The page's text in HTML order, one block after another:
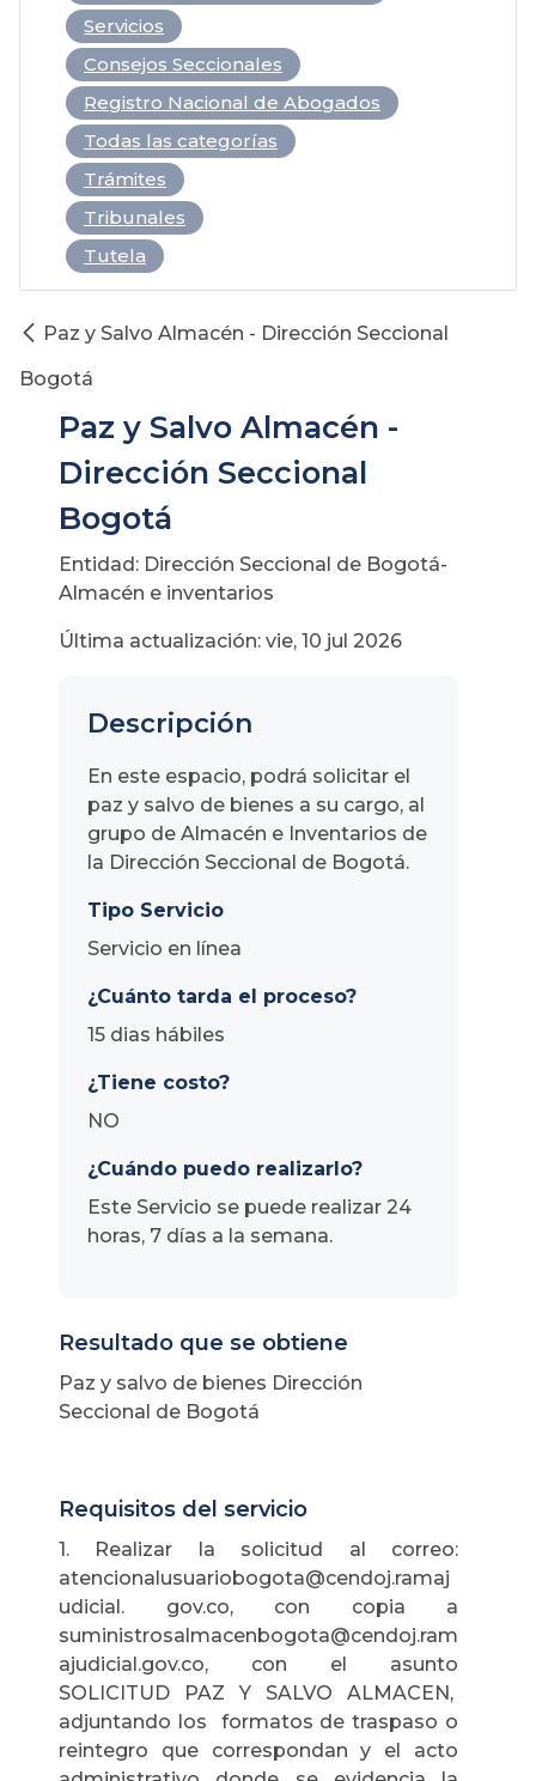
Consejos Seccionales
Registro Nacional de Abogados
Servicios
Todas las categorías
Trámites
Tribunales
Tutela
Paz y Salvo Almacén - Dirección Seccional
Bogotá
Paz y Salvo Almacén -
Dirección Seccional
Bogotá
Entidad: Dirección Seccional de Bogotá-
Almacén e inventarios
Última actualización: vie, 10 jul 2026
Descripción
En este espacio, podrá solicitar el
paz y salvo de bienes a su cargo, al
grupo de Almacén e Inventarios de
la Dirección Seccional de Bogotá.
Tipo Servicio
Servicio en línea
¿Cuánto tarda el proceso?
15 dias hábiles
¿Tiene costo?
NO
¿Cuándo puedo realizarlo?
Este Servicio se puede realizar 24
horas, 7 días a la semana.
Resultado que se obtiene
Paz y salvo de bienes Dirección
Seccional de Bogotá
Requisitos del servicio
1. Realizar la solicitud al correo:
atencionalusuariobogota@cendoj.ramaj
udicial. gov.co, con copia a
suministrosalmacenbogota@cendoj.ram
ajudicial.gov.co, con el asunto
SOLICITUD PAZ Y SALVO ALMACEN,
adjuntando los formatos de traspaso o
reintegro que correspondan y el acto